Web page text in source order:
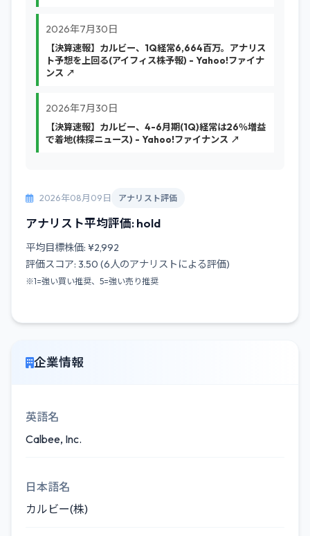
2026年7月30日
【決算速報】カルビー、1Q経常6,664百万。アナリス
ト予想を上回る(アイフィス株予報) - Yahoo!ファイナ
ンス ↗
2026年7月30日
【決算速報】カルビー、4-6月期(1Q)経常は26％増益
で着地(株探ニュース) - Yahoo!ファイナンス ↗
2026年08月09日 アナリスト評価
アナリスト平均評価: hold
平均目標株価: ¥2,992
評価スコア: 3.50 (6人のアナリストによる評価)
※1=強い買い推奨、5=強い売り推奨
企業情報
英語名
Calbee, Inc.
日本語名
カルビー(株)